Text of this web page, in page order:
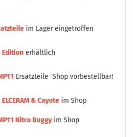
im Lager eingetroffen
Edition erhältlich
Ersatzteile Shop vorbestellbar!
ELCERAM & Cayote im Shop
Nitro Buggyim Shop